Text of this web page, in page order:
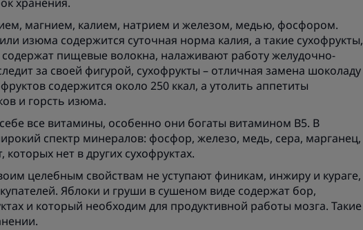
магнием, калием, натрием и железом, медью, фосфором.
изюма содержится суточная норма калия, а такие сухофрукты,
пищевые волокна, налаживают работу желудочно-
за своей фигурой, сухофрукты – отличная замена шоколаду
содержится около 250 ккал, а утолить аппетиты
и горсть изюма.
все витамины, особенно они богаты витамином В5. В
спектр минералов: фосфор, железо, медь, сера, марганец,
нет в других сухофруктах.
целебным свойствам не уступают финикам, инжиру и кураге,
Яблоки и груши в сушеном виде содержат бор,
и который необходим для продуктивной работы мозга. Такие